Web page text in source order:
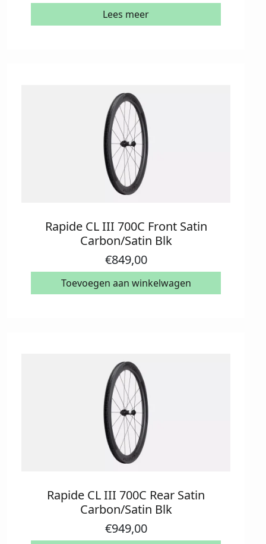
Lees meer
Rapide CL III 700C Front Satin
Carbon/Satin Blk
€849,00
Toevoegen aan winkelwagen
Rapide CL III 700C Rear Satin
Carbon/Satin Blk
€949,00